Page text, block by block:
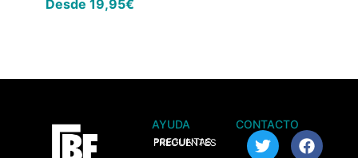
Desde19,95€
AYUDA
> PREGUNTAS FRECUENTES
CONTACTO